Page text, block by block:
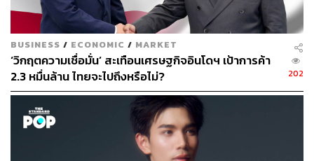
ไปได้ในวันที่เศรษฐกิจไม่เป็นใจนั่นเอง
TAGS: PwC เศรษฐกิจ
ตลาดความงาม
Euromonitor International
Treatonomics
MasterCard
ค่าครองชีพ
สัตว์เลี้ยง
Millennials คอนเสิร์ต Gen Z
BUSINESS / ECONOMIC / MARKET
‘วิกฤตความเชื่อมั่น’ สะเทือนเศรษฐกิจอินโดฯ เป้าการค้า
2.3 หมื่นล้าน ไทยจะไปถึงหรือไม่?
202